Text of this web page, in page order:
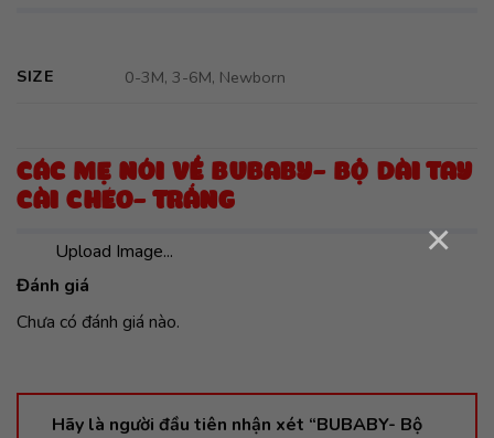
Upload Image... ×
SIZE 0-3M, 3-6M, Newborn
CÁC MẸ NÓI VỀ BUBABY- BỘ DÀI TAY
CÀI CHÉO- TRẮNG
Đánh giá
Chưa có đánh giá nào.
Hãy là người đầu tiên nhận xét “BUBABY- Bộ